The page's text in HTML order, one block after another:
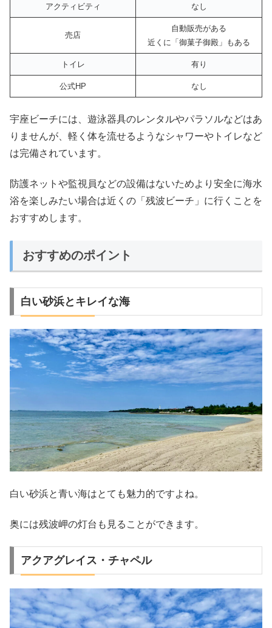
アクティビティ なし
売店
自動販売がある
近くに「御菓子御殿」もある
トイレ 有り
公式HP なし
宇座ビーチには、遊泳器具のレンタルやパラソルなどはあ
りませんが、軽く体を流せるようなシャワーやトイレなど
は完備されています。
防護ネットや監視員などの設備はないためより安全に海水
浴を楽しみたい場合は近くの「残波ビーチ」に行くことを
おすすめします。
おすすめのポイント
白い砂浜とキレイな海
白い砂浜と青い海はとても魅力的ですよね。
奥には残波岬の灯台も見ることができます。
アクアグレイス・チャペル